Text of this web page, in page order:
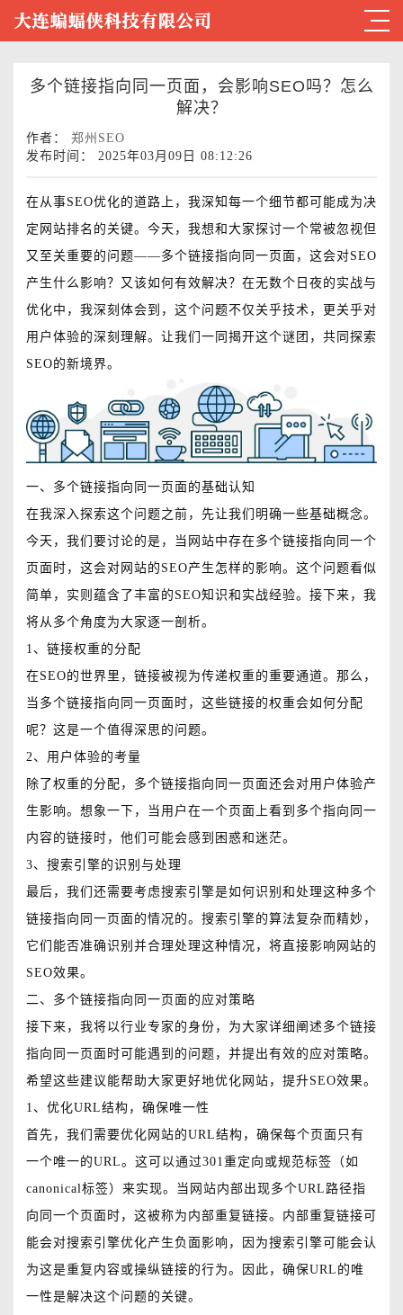
多个链接指向同一页面，会影响SEO吗？怎么
解决？
作者： 郑州SEO
发布时间： 2025年03月09日 08:12:26
在从事SEO优化的道路上，我深知每一个细节都可能成为决
定网站排名的关键。今天，我想和大家探讨一个常被忽视但
又至关重要的问题——多个链接指向同一页面，这会对SEO
产生什么影响？又该如何有效解决？在无数个日夜的实战与
优化中，我深刻体会到，这个问题不仅关乎技术，更关乎对
用户体验的深刻理解。让我们一同揭开这个谜团，共同探索
SEO的新境界。
一、多个链接指向同一页面的基础认知
在我深入探索这个问题之前，先让我们明确一些基础概念。
今天，我们要讨论的是，当网站中存在多个链接指向同一个
页面时，这会对网站的SEO产生怎样的影响。这个问题看似
简单，实则蕴含了丰富的SEO知识和实战经验。接下来，我
将从多个角度为大家逐一剖析。
1、链接权重的分配
在SEO的世界里，链接被视为传递权重的重要通道。那么，
当多个链接指向同一页面时，这些链接的权重会如何分配
呢？这是一个值得深思的问题。
2、用户体验的考量
除了权重的分配，多个链接指向同一页面还会对用户体验产
生影响。想象一下，当用户在一个页面上看到多个指向同一
内容的链接时，他们可能会感到困惑和迷茫。
3、搜索引擎的识别与处理
最后，我们还需要考虑搜索引擎是如何识别和处理这种多个
链接指向同一页面的情况的。搜索引擎的算法复杂而精妙，
它们能否准确识别并合理处理这种情况，将直接影响网站的
SEO效果。
二、多个链接指向同一页面的应对策略
接下来，我将以行业专家的身份，为大家详细阐述多个链接
指向同一页面时可能遇到的问题，并提出有效的应对策略。
希望这些建议能帮助大家更好地优化网站，提升SEO效果。
1、优化URL结构，确保唯一性
首先，我们需要优化网站的URL结构，确保每个页面只有
一个唯一的URL。这可以通过301重定向或规范标签（如
canonical标签）来实现。当网站内部出现多个URL路径指
向同一个页面时，这被称为内部重复链接。内部重复链接可
能会对搜索引擎优化产生负面影响，因为搜索引擎可能会认
为这是重复内容或操纵链接的行为。因此，确保URL的唯
一性是解决这个问题的关键。